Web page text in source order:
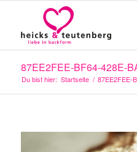
87EE2FEE-BF64-428E-
Du bist hier: Startseite / 87EE2FEE-